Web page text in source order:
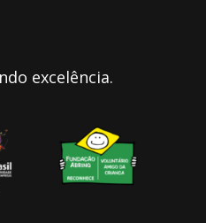
excelência.